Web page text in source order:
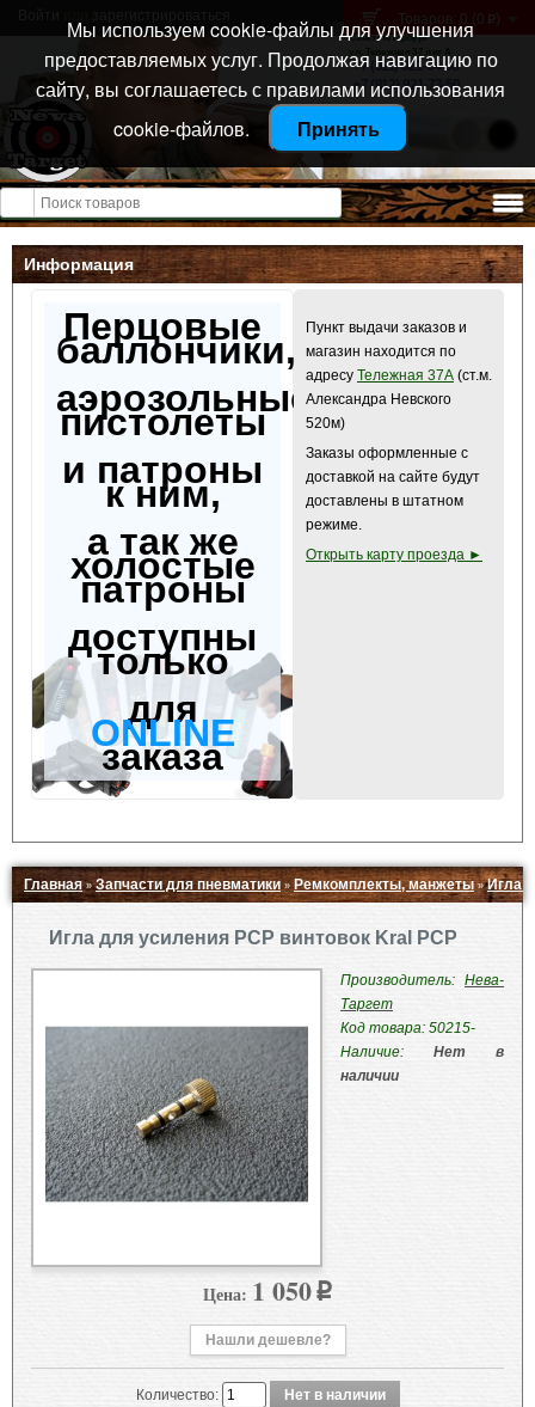
Санкт-Петербург
ул. Тележная 37 лит А
+7 (911) 021-04-08
+7 (812) 921-73-50
Товаров: 0 (0 p )
Открыть меню
Информация
Перцовые
баллончики,
аэрозольные
пистолеты
и патроны
к ним,
а так же
холостые
патроны
доступны
только
для
ONLINE
заказа
Пункт выдачи заказов и
магазин находится по
адресу Тележная 37А (ст.м.
Александра Невского
520м)
Заказы оформленные с
доставкой на сайте будут
доставлены в штатном
режиме.
Открыть карту проезда ►
Главная»Запчасти для пневматики » Ремкомплекты, манжеты»Игла
Игла для усиления PCP винтовок Kral PCP
Производитель: Нева-
Таргет
Код товара: 50215-
Наличие: Нет в
наличии
Цена: 1 050 p
Нашли дешевле?
Количество:
Мы используем cookie-файлы для улучшения
предоставляемых услуг. Продолжая навигацию по
сайту, вы соглашаетесь с правилами использования
cookie-файлов.
Принять